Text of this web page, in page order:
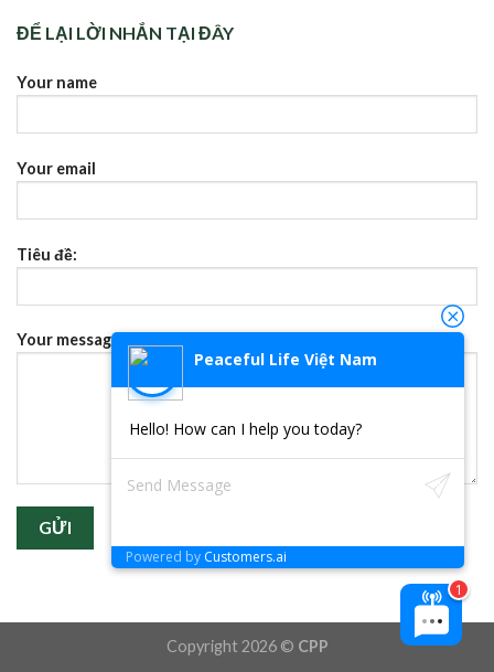
ĐỂ LẠI LỜI NHẮN TẠI ĐÂY
Your name
Your email
Tiêu đề:
Your message (không bắt buộc)
Copyright 2026 © CPP
Peaceful Life Việt Nam
Hello! How can I help you today?
Powered by Customers.ai